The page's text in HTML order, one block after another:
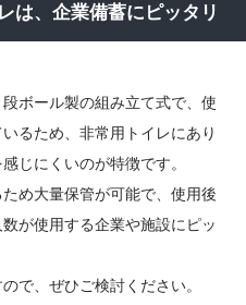
は、企業備蓄にピッタリ
ボール製の組み立て式で、使
るため、非常用トイレにあり
じにくいのが特徴です。
め大量保管が可能で、使用後
が使用する企業や施設にピッ
で、ぜひご検討ください。